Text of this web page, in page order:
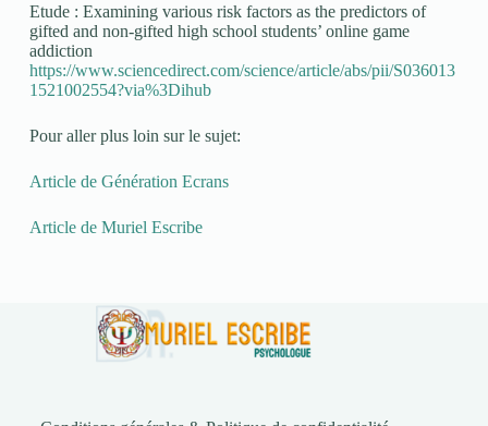
Etude : Examining various risk factors as the predictors of
gifted and non-gifted high school students’ online game
addiction
https://www.sciencedirect.com/science/article/abs/pii/S036013
1521002554?via%3Dihub
Pour aller plus loin sur le sujet:
Article de Génération Ecrans
Article de Muriel Escribe